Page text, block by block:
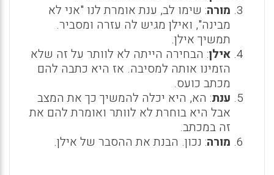
מורה: שימו לב, ענת אומרת לנו "אני לא
מבינה", ואילן מגיש לה עזרה ומסביר.
תמשיך אילן.
אילן: הבחירה הייתה לא לוותר על זה שלא
הזמינו אותה למסיבה. אז היא כתבה להם
מכתב כועס.
ענת: הא, היא יכלה להמשיך כך את המצב
אבל היא בוחרת לא לוותר ואומרת להם את
זה במכתב.
מורה: נכון. הבנת את ההסבר של אילן.